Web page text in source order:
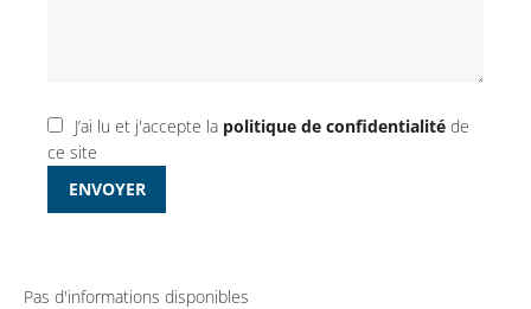
J’ai lu et j'accepte la politique de confidentialité de
ce site
ENVOYER
Pas d'informations disponibles